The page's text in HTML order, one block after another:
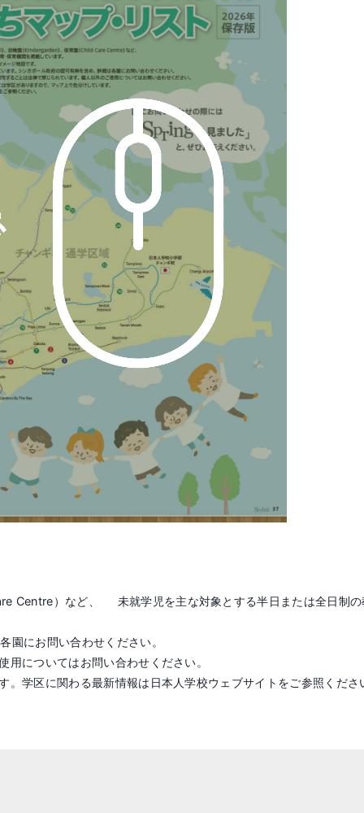
Centre）など、 未就学児を主な対象とする半日または全日制
にお問い合わせください。
についてはお問い合わせください。
学区に関わる最新情報は日本人学校ウェブサイトをご参照くださ